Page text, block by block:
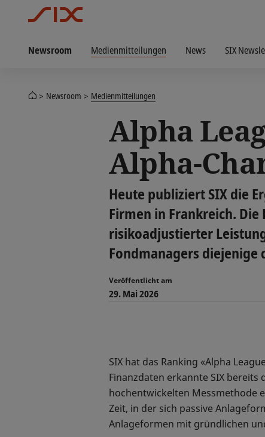
Newsroom Medienmitteilungen News SIX
Newsroom Medienmitteilungen
Alpha
Alpha-
Heute publiziert SIX die
Firmen in Frankreich. Die
risikoadjustierter
Fondmanagers
Veröffentlicht am
29. Mai 2026
SIX hat das Ranking «Alpha
Finanzdaten erkannte SIX
hochentwickelten Messmethode
Zeit, in der sich passive
Anlageformen mit gründlichen